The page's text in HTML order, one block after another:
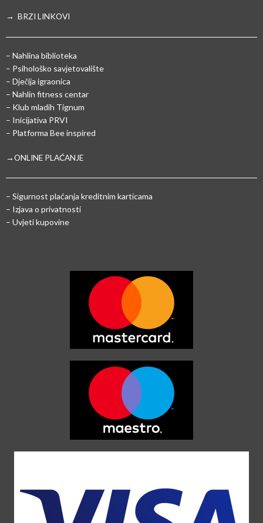
→ BRZI LINKOVI
– Nahlina biblioteka
– Psihološko savjetovalište
– Dječija igraonica
– Nahlin fitness centar
– Klub mladih Tignum
– Inicijativa PRVI
– Platforma Bee inspired
→ONLINE PLAĆANJE
– Sigurnost plaćanja kreditnim karticama
– Izjava o privatnosti
– Uvjeti kupovine